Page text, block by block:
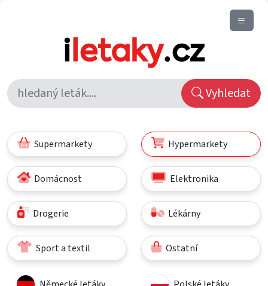
Vyhledat
Supermarkety Hypermarkety
Domácnost Elektronika
Drogerie Lékárny
Sport a textil Ostatní